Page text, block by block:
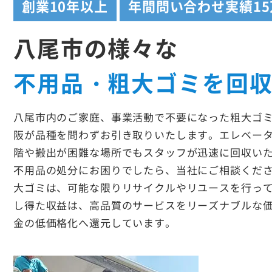
創業10年以上 年間問い合わせ実績
八尾市の様々な
不用品・粗大ゴミを回
八尾市内のご家庭、事業活動で不要になった粗大ゴ
阪が品種を問わずお引き取りいたします。エレベー
階や搬出が困難な場所でもスタッフが迅速に回収い
不用品の処分にお困りでしたら、当社にご相談くだ
大ゴミは、可能な限りリサイクルやリユースを行っ
し得た収益は、高品質のサービスをリーズナブルな
金の低価格化へ還元しています。